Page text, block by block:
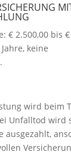
€ 2.500,00 bis €
keine
wird beim
Unfalltod wird
ausgezahlt,